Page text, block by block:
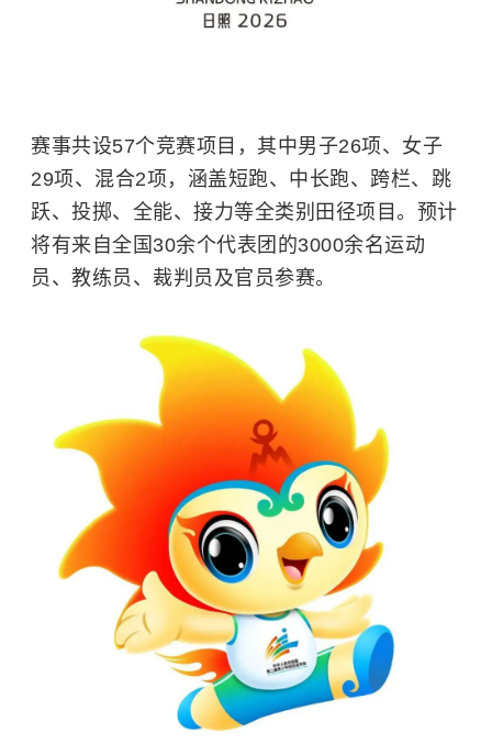
赛事共设57个竞赛项目，其中男子26项、女子
29项、混合2项，涵盖短跑、中长跑、跨栏、跳
跃、投掷、全能、接力等全类别田径项目。预计
将有来自全国30余个代表团的3000余名运动
员、教练员、裁判员及官员参赛。